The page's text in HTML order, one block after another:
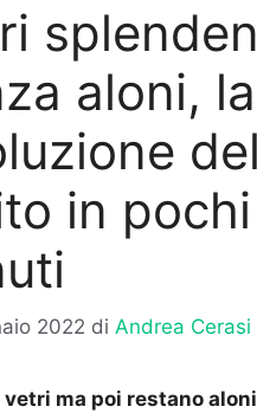
aloni, la
del
in pochi
2022 di Andrea Cerasi
ma poi restano